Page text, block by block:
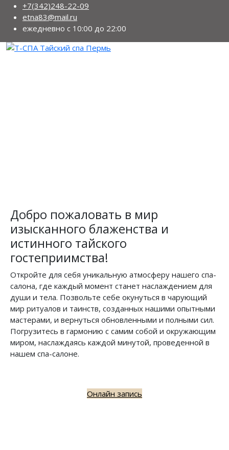
+7(342)248-22-09
etna83@mail.ru
ежедневно с 10:00 до 22:00
Добро пожаловать в мир
изысканного блаженства и
истинного тайского
гостеприимства!
Откройте для себя уникальную атмосферу нашего спа-
салона, где каждый момент станет наслаждением для
души и тела. Позвольте себе окунуться в чарующий
мир ритуалов и таинств, созданных нашими опытными
мастерами, и вернуться обновленными и полными сил.
Погрузитесь в гармонию с самим собой и окружающим
миром, наслаждаясь каждой минутой, проведенной в
нашем спа-салоне.
Онлайн запись